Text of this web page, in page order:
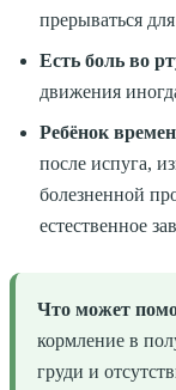
прерываться
Есть боль во
движения
Ребёнок
после испуга,
болезненной
естественное
Что может
кормление в
груди и